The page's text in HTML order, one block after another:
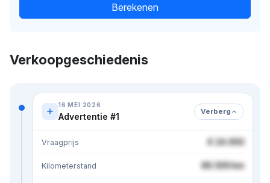
Berekenen
Verkoopgeschiedenis
16 MEI 2026
Advertentie #1 Verberg
Vraagprijs € 24.950
Kilometerstand 86.500 km